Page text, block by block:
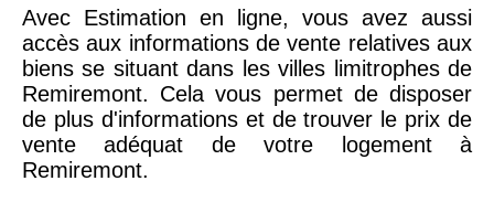
arrondissement
75020 - Paris
20ème
arrondissement
9 623 € 11 141 €
Avec Estimation en ligne, vous avez aussi
accès aux informations de vente relatives aux
biens se situant dans les villes limitrophes de
Remiremont. Cela vous permet de disposer
de plus d'informations et de trouver le prix de
vente adéquat de votre logement à
Remiremont.